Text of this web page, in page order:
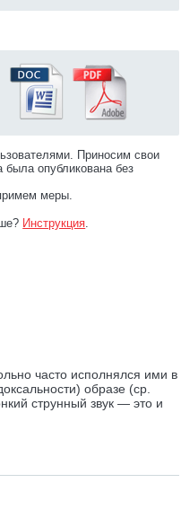
Приносим свои
была опубликована без
меры.
Инструкция.
часто исполнялся ими в
образе (ср.
струнный звук — это и